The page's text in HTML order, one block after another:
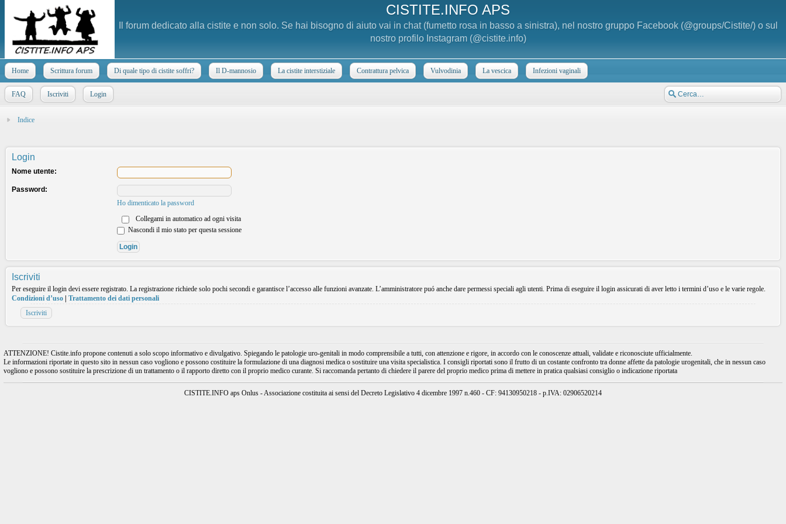
CISTITE.INFO APS
Il forum dedicato alla cistite e non solo. Se hai bisogno di aiuto vai in chat (fumetto rosa in basso a sinistra), nel nostro gruppo Facebook (@groups/Cistite/) o sul
nostro profilo Instagram (@cistite.info)
Home Scrittura forum Di quale tipo di cistite soffri? Il D-mannosio La cistite interstiziale Contrattura pelvica Vulvodinia La vescica Infezioni vaginali
FAQ Iscriviti Login
Indice
Login
Nome utente:
Password:
Ho dimenticato la password
Collegami in automatico ad ogni visita
Nascondi il mio stato per questa sessione
Iscriviti
Per eseguire il login devi essere registrato. La registrazione richiede solo pochi secondi e garantisce l’accesso alle funzioni avanzate. L’amministratore puó anche dare permessi speciali agli utenti. Prima di eseguire il login assicurati di aver letto i termini d’uso e le varie regole.
Condizioni d’uso
Trattamento dei dati personali
Iscriviti
ATTENZIONE! Cistite.info propone contenuti a solo scopo informativo e divulgativo. Spiegando le patologie uro-genitali in modo comprensibile a tutti, con attenzione e rigore, in accordo con le conoscenze attuali, validate e riconosciute ufficialmente.
Le informazioni riportate in questo sito in nessun caso vogliono e possono costituire la formulazione di una diagnosi medica o sostituire una visita specialistica. I consigli riportati sono il frutto di un costante confronto tra donne affette da patologie urogenitali, che in nessun caso
vogliono e possono sostituire la prescrizione di un trattamento o il rapporto diretto con il proprio medico curante. Si raccomanda pertanto di chiedere il parere del proprio medico prima di mettere in pratica qualsiasi consiglio o indicazione riportata
CISTITE.INFO aps Onlus - Associazione costituita ai sensi del Decreto Legislativo 4 dicembre 1997 n.460 - CF: 94130950218 - p.IVA: 02906520214